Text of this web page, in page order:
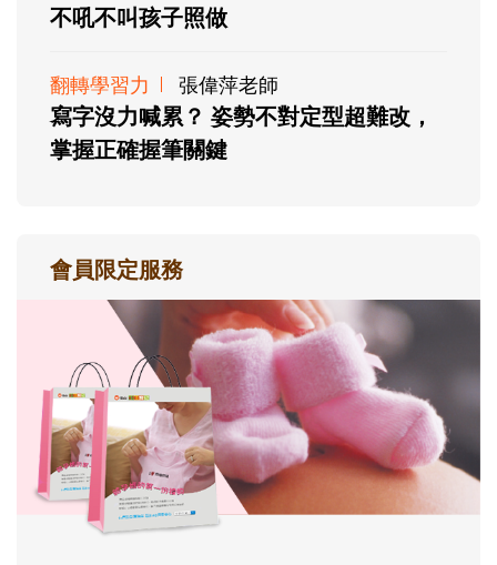
不吼不叫孩子照做
翻轉學習力 張偉萍老師
寫字沒力喊累？ 姿勢不對定型超難改，
掌握正確握筆關鍵
會員限定服務